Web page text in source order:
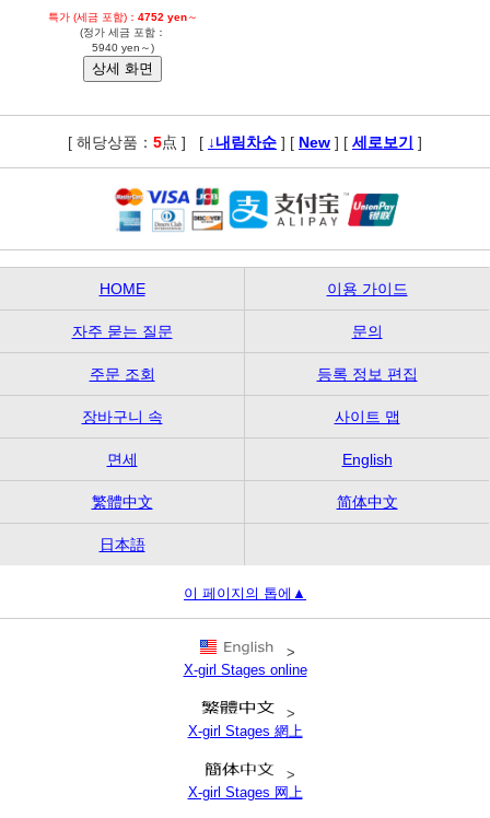
특가 (세금 포함)： 4752 yen～
(정가 세금 포함：
5940 yen～)
[ 해당상품： 5点 ] [ ↓내림차순 ] [ New ] [ 세로보기 ]
HOME 이용 가이드
자주 묻는 질문 문의
주문 조회 등록 정보 편집
장바구니 속 사이트 맵
면세 English
繁體中文 简体中文
日本語
이 페이지의 톱에▲
>
X-girl Stages online
>
X-girl Stages 網上
>
X-girl Stages 网上